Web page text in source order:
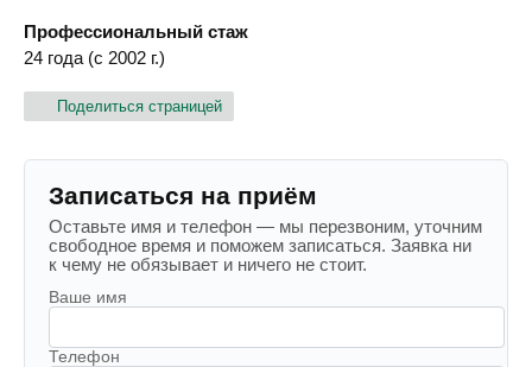
Профессиональный стаж
24 года (с 2002 г.)
Поделиться страницей
Записаться на приём
Оставьте имя и телефон — мы перезвоним, уточним
свободное время и поможем записаться. Заявка ни
к чему не обязывает и ничего не стоит.
Ваше имя
Телефон